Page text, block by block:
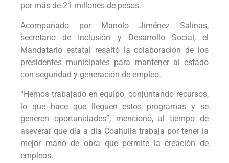
por más de 21 millones de pesos.
Acompañado por Manolo Jiménez Salinas,
secretario de Inclusión y Desarrollo Social, el
Mandatario estatal resaltó la colaboración de los
presidentes municipales para mantener al estado
con seguridad y generación de empleo.
“Hemos trabajado en equipo, conjuntando recursos,
lo que hace que lleguen estos programas y se
generen oportunidades”, mencionó, al tiempo de
aseverar que día a día Coahuila trabaja por tener la
mejor mano de obra que permite la creación de
empleos.